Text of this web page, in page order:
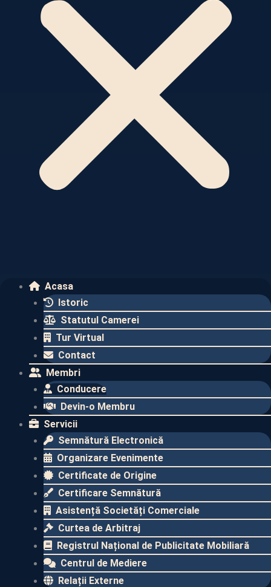
Acasa
Istoric
Statutul Camerei
Tur Virtual
Contact
Membri
Conducere
Devin-o Membru
Servicii
Semnătură Electronică
Organizare Evenimente
Certificate de Origine
Certificare Semnătură
Asistență Societăți Comerciale
Curtea de Arbitraj
Registrul Național de Publicitate Mobiliară
Centrul de Mediere
Relații Externe